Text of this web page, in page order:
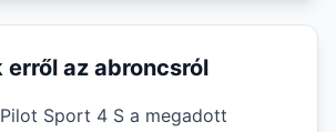
erről az abroncsról
Sport 4 S a megadott